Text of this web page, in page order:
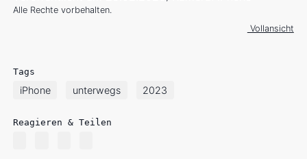
Alle Rechte vorbehalten.
Vollansicht
Tags
iPhone unterwegs 2023
Reagieren & Teilen